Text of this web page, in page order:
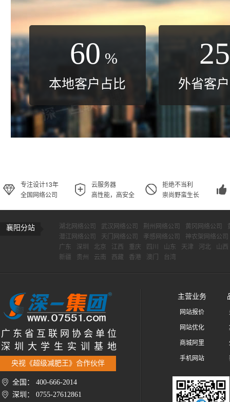
60 %
本地客户占比
25
外省客
专注设计13年
全国网络公司
云服务器
高性能，高安全
拒绝不当利
崇尚野蛮生长
襄阳分站 湖北网络公司 武汉网络公司 荆州网络公司 黄冈网络公司
潜江网络公司
天门网络公司 孝感网络公司
神农架网络公司
广东
深圳 北京 江西 重庆 四川 山东 天津 河北
山西
新疆
贵州 云南 西藏 香港 澳门 台湾
广 东 省 互 联 网 协 会 单 位
深 圳 大 学 生 实 训 基 地
央视《超级减肥王》合作伙伴
全国： 400-666-2014
深圳： 0755-27612861
主营业务
网站报价
网站优化
商城阿里
手机网站